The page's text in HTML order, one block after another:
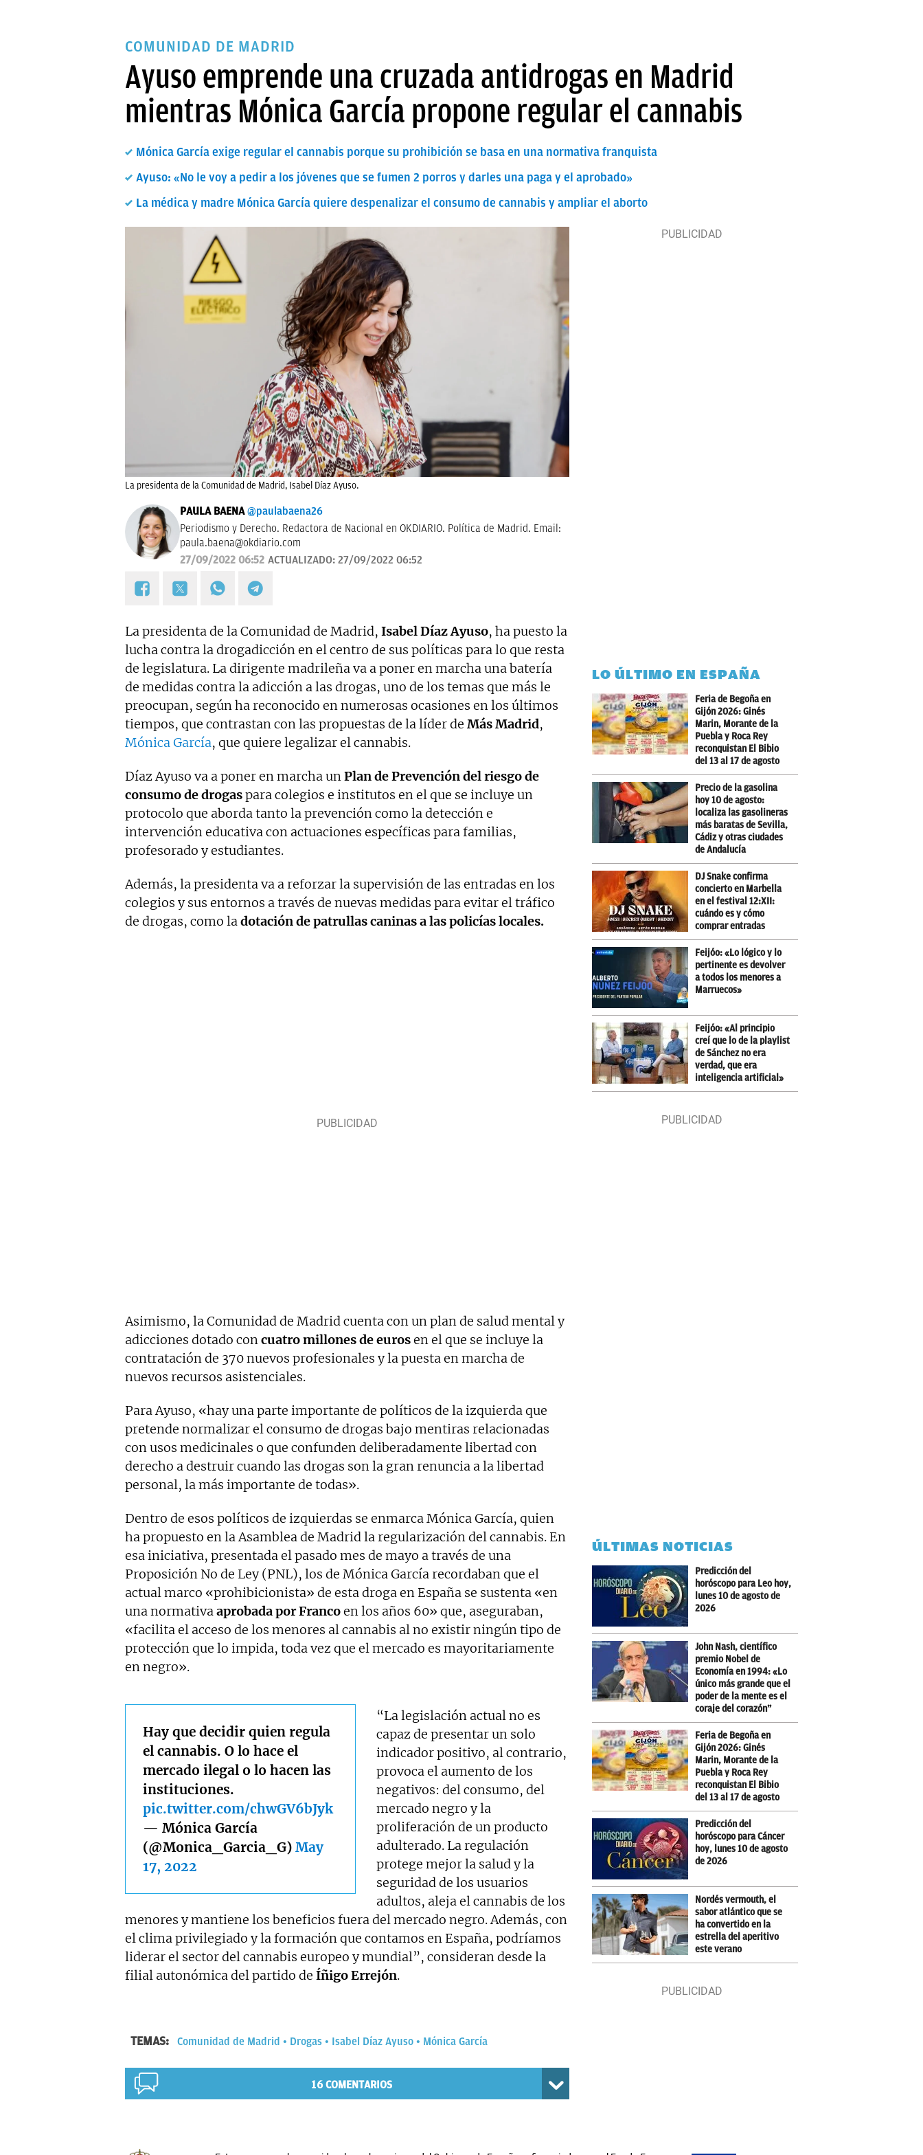
COMUNIDAD DE MADRID
Ayuso emprende una cruzada antidrogas en Madrid
mientras Mónica García propone regular el cannabis
Mónica García exige regular el cannabis porque su prohibición se basa en una normativa franquista
Ayuso: «No le voy a pedir a los jóvenes que se fumen 2 porros y darles una paga y el aprobado»
La médica y madre Mónica García quiere despenalizar el consumo de cannabis y ampliar el aborto
La presidenta de la Comunidad de Madrid, Isabel Díaz Ayuso.
PAULA BAENA @paulabaena26
Periodismo y Derecho. Redactora de Nacional en OKDIARIO. Política de Madrid. Email:
paula.baena@okdiario.com
27/09/2022 06:52 ACTUALIZADO: 27/09/2022 06:52
La presidenta de la Comunidad de Madrid, Isabel Díaz Ayuso, ha puesto la
lucha contra la drogadicción en el centro de sus políticas para lo que resta
de legislatura. La dirigente madrileña va a poner en marcha una batería
de medidas contra la adicción a las drogas, uno de los temas que más le
preocupan, según ha reconocido en numerosas ocasiones en los últimos
tiempos, que contrastan con las propuestas de la líder de Más Madrid,
Mónica García, que quiere legalizar el cannabis.
Díaz Ayuso va a poner en marcha unPlan de Prevención del riesgo de
consumo de drogaspara colegios e institutos en el que se incluye un
protocolo que aborda tanto la prevención como la detección e
intervención educativa con actuaciones específicas para familias,
profesorado y estudiantes.
Además, la presidenta va a reforzar la supervisión de las entradas en los
colegios y sus entornos a través de nuevas medidas para evitar el tráfico
de drogas, como ladotación de patrullas caninas a las policías locales.
Asimismo, la Comunidad de Madrid cuenta con un plan de salud mental y
adicciones dotado concuatro millones de eurosen el que se incluye la
contratación de 370 nuevos profesionales y la puesta en marcha de
nuevos recursos asistenciales.
Para Ayuso, «hay una parte importante de políticos de la izquierda que
pretende normalizar el consumo de drogas bajo mentiras relacionadas
con usos medicinales o que confunden deliberadamente libertad con
derecho a destruir cuando las drogas son la gran renuncia a la libertad
personal, la más importante de todas».
Dentro de esos políticos de izquierdas se enmarca Mónica García, quien
ha propuesto en la Asamblea de Madrid la regularización del cannabis. En
esa iniciativa, presentada el pasado mes de mayo a través de una
Proposición No de Ley (PNL), los de Mónica García recordaban que el
actual marco «prohibicionista» de esta droga en España se sustenta «en
una normativaaprobada por Francoen los años 60» que, aseguraban,
«facilita el acceso de los menores al cannabis al no existir ningún tipo de
protección que lo impida, toda vez que el mercado es mayoritariamente
en negro».
Hay que decidir quien regula
el cannabis. O lo hace el
mercado ilegal o lo hacen las
instituciones.
pic.twitter.com/chwGV6bJyk
— Mónica García
(@Monica_Garcia_G) May
17, 2022
“La legislación actual no es
capaz de presentar un solo
indicador positivo, al contrario,
provoca el aumento de los
negativos: del consumo, del
mercado negro y la
proliferación de un producto
adulterado. La regulación
protege mejor la salud y la
seguridad de los usuarios
adultos, aleja el cannabis de los
menores y mantiene los beneficios fuera del mercado negro. Además, con
el clima privilegiado y la formación que contamos en España, podríamos
liderar el sector del cannabis europeo y mundial”, consideran desde la
filial autonómica del partido de Íñigo Errejón.
TEMAS: Comunidad de Madrid Drogas Isabel Díaz Ayuso Mónica García
16COMENTARIOS
LO ÚLTIMO EN ESPAÑA
Feria de Begoña en
Gijón 2026: Ginés
Marin, Morante de la
Puebla y Roca Rey
reconquistan El Bibio
del 13 al 17 de agosto
Precio de la gasolina
hoy 10 de agosto:
localiza las gasolineras
más baratas de Sevilla,
Cádiz y otras ciudades
de Andalucía
DJ Snake confirma
concierto en Marbella
en el festival 12:XII:
cuándo es y cómo
comprar entradas
Feijóo: «Lo lógico y lo
pertinente es devolver
a todos los menores a
Marruecos»
Feijóo: «Al principio
creí que lo de la playlist
de Sánchez no era
verdad, que era
inteligencia artificial»
ÚLTIMAS NOTICIAS
Predicción del
horóscopo para Leo hoy,
lunes 10 de agosto de
2026
John Nash, científico
premio Nobel de
Economía en 1994: «Lo
único más grande que el
poder de la mente es el
coraje del corazón”
Feria de Begoña en
Gijón 2026: Ginés
Marin, Morante de la
Puebla y Roca Rey
reconquistan El Bibio
del 13 al 17 de agosto
Predicción del
horóscopo para Cáncer
hoy, lunes 10 de agosto
de 2026
Nordés vermouth, el
sabor atlántico que se
ha convertido en la
estrella del aperitivo
este verano